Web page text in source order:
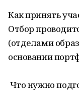
Как принять
Отбор
(отделами
основании
Что нужно